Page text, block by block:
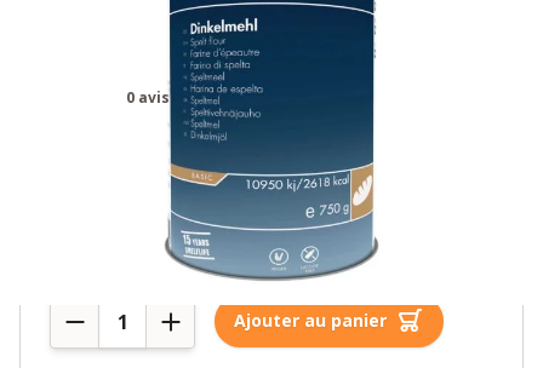
Katadyn Ration d'Urgence Farine
d'épeautre
0 avis
Plus de 10 en stock
Quantité Ajouter au panier